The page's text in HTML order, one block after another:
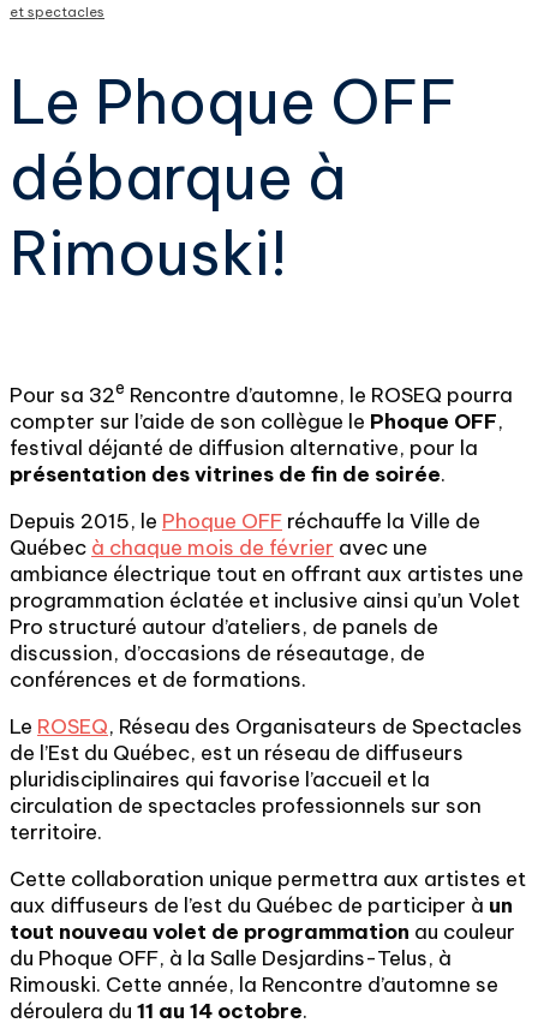
et spectacles
Le Phoque OFF
débarque à
Rimouski!
Pour sa 32e Rencontre d’automne, le ROSEQ pourra
compter sur l’aide de son collègue le Phoque OFF,
festival déjanté de diffusion alternative, pour la
présentation desvitrines de fin de soirée.
Depuis 2015, le Phoque OFF réchauffe la Ville de
Québec à chaque mois de février avec une
ambiance électrique tout en offrant aux artistes une
programmation éclatée et inclusive ainsi qu’un Volet
Pro structuré autour d’ateliers, de panels de
discussion, d’occasions de réseautage, de
conférences et de formations.
Le ROSEQ, Réseau des Organisateurs de Spectacles
de l’Est du Québec, est un réseau de diffuseurs
pluridisciplinaires qui favorise l’accueil et la
circulation de spectacles professionnels sur son
territoire.
Cette collaboration unique permettra aux artistes et
aux diffuseurs de l’est du Québec de participer à un
tout nouveau volet de programmation au couleur
du Phoque OFF, à la Salle Desjardins-Telus, à
Rimouski. Cette année, la Rencontre d’automne se
déroulera du 11 au 14 octobre.